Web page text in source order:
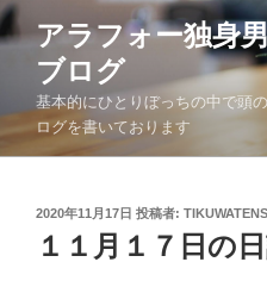
コ
ン
へ
アラフォー独身
ブログ
基本的にひとりぼっちの中で頭
ログを書いております
投
稿
日:
2020年11月17日 投稿者:
１１月１７日の